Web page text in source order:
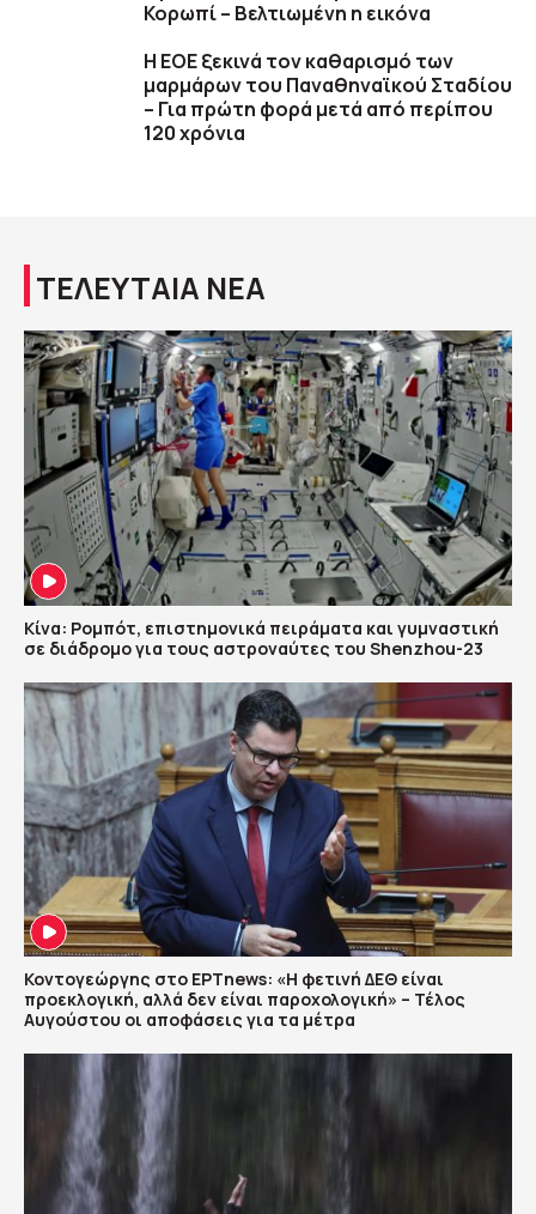
Κορωπί – Βελτιωμένη η εικόνα
Η ΕΟΕ ξεκινά τον καθαρισμό των
μαρμάρων του Παναθηναϊκού Σταδίου
– Για πρώτη φορά μετά από περίπου
120 χρόνια
ΤΕΛΕΥΤΑΙΑ ΝΕΑ
Κίνα: Ρομπότ, επιστημονικά πειράματα και γυμναστική
σε διάδρομο για τους αστροναύτες του Shenzhou-23
Κοντογεώργης στο ΕΡΤnews: «Η φετινή ΔΕΘ είναι
προεκλογική, αλλά δεν είναι παροχολογική» – Τέλος
Αυγούστου οι αποφάσεις για τα μέτρα